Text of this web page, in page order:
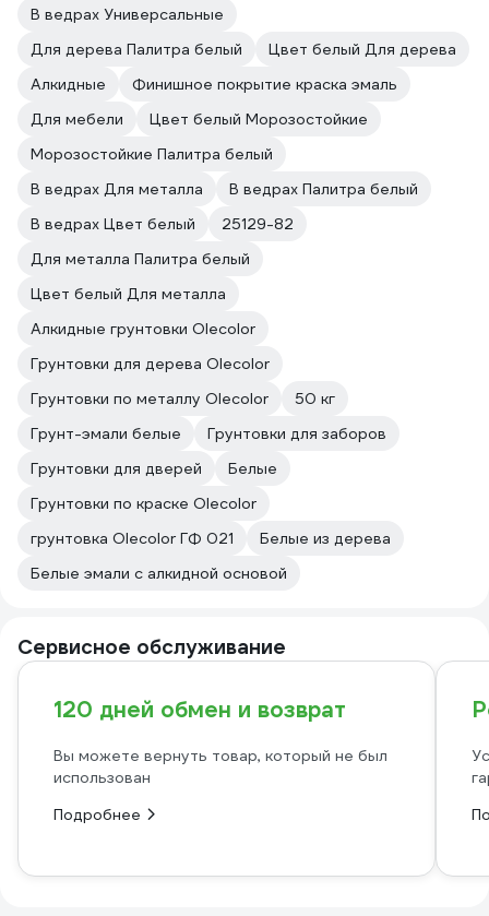
В ведрах Универсальные
Для дерева Палитра белый
Цвет белый Для дерева
Алкидные
Финишное покрытие краска эмаль
Для мебели
Цвет белый Морозостойкие
Морозостойкие Палитра белый
В ведрах Для металла
В ведрах Палитра белый
В ведрах Цвет белый
25129-82
Для металла Палитра белый
Цвет белый Для металла
Алкидные грунтовки Olecolor
Грунтовки для дерева Olecolor
Грунтовки по металлу Olecolor
50 кг
Грунт-эмали белые
Грунтовки для заборов
Грунтовки для дверей
Белые
Грунтовки по краске Olecolor
грунтовка Olecolor ГФ 021
Белые из дерева
Белые эмали с алкидной основой
Сервисное обслуживание
120 дней обмен и возврат
Вы можете вернуть товар, который не был
использован
Подробнее